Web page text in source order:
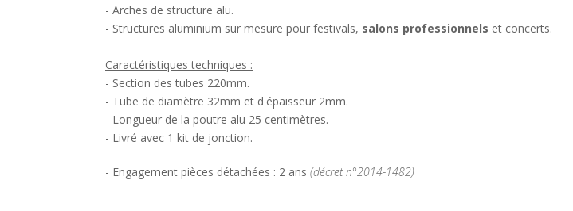
- Arches de structure alu.
- Structures aluminium sur mesure pour festivals, salons professionnels et concerts.
Caractéristiques techniques :
- Section des tubes 220mm.
- Tube de diamètre 32mm et d'épaisseur 2mm.
- Longueur de la poutre alu 25 centimètres.
- Livré avec 1 kit de jonction.
- Engagement pièces détachées : 2 ans (décret n°2014-1482)